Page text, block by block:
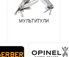
МУЛЬТИТУЛИ